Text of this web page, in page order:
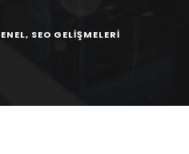
, SEO GELIŞMELERI